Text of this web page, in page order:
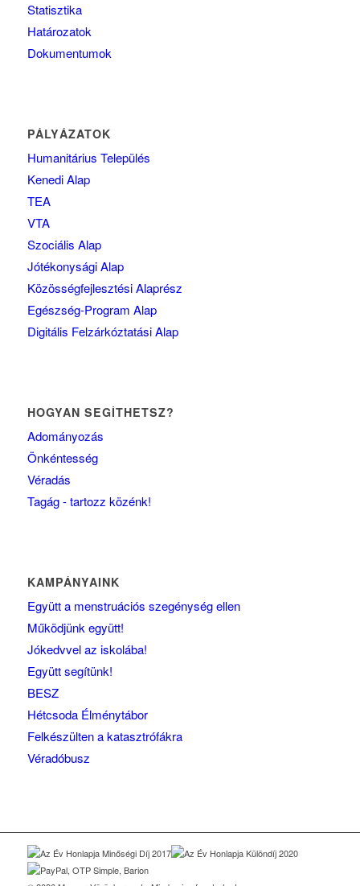
Statisztika
Határozatok
Dokumentumok
PÁLYÁZATOK
Humanitárius Település
Kenedi Alap
TEA
VTA
Szociális Alap
Jótékonysági Alap
Közösségfejlesztési Alaprész
Egészség-Program Alap
Digitális Felzárkóztatási Alap
HOGYAN SEGÍTHETSZ?
Adományozás
Önkéntesség
Véradás
Tagág - tartozz közénk!
KAMPÁNYAINK
Együtt a menstruációs szegénység ellen
Működjünk együtt!
Jókedvvel az iskolába!
Együtt segítünk!
BESZ
Hétcsoda Élménytábor
Felkészülten a katasztrófákra
Véradóbusz